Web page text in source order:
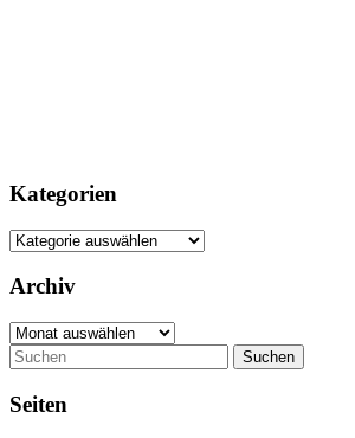
Kategorien
Kategorien
Archiv
Archiv
Suchen
Seiten